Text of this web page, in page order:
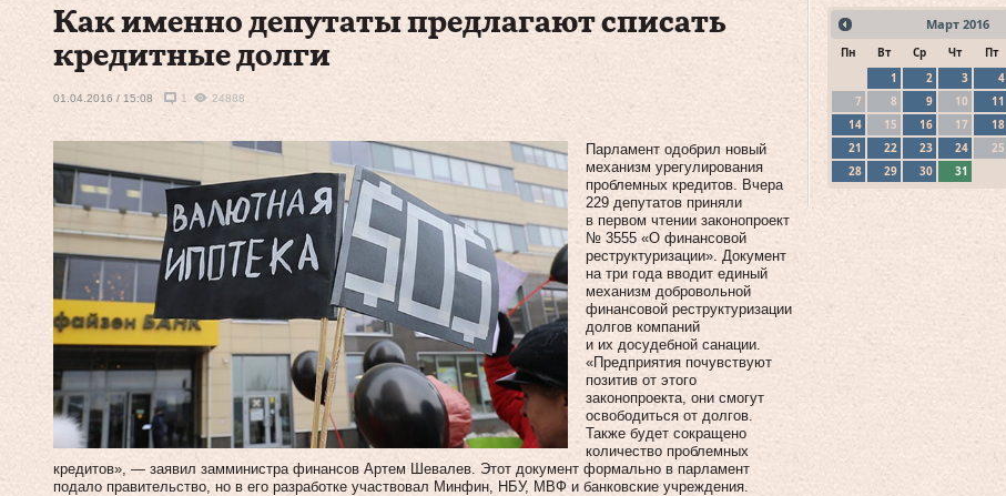
Как именно депутаты предлагают списать
кредитные долги
01.04.2016 / 15:08 1 24888
Парламент одобрил новый
механизм урегулирования
проблемных кредитов. Вчера
229 депутатов приняли
в первом чтении законопроект
№ 3555 «О финансовой
реструктуризации». Документ
на три года вводит единый
механизм добровольной
финансовой реструктуризации
долгов компаний
и их досудебной санации.
«Предприятия почувствуют
позитив от этого
законопроекта, они смогут
освободиться от долгов.
Также будет сокращено
количество проблемных
кредитов», — заявил замминистра финансов Артем Шевалев. Этот документ формально в парламент
подало правительство, но в его разработке участвовал Минфин, НБУ, МВФ и банковские учреждения.
Март 2016
Пн Вт Ср Чт Пт
1
2 3 4
7
8 9 10 11
14
15 16 17 18
21
22 23 24 25
28
29 30 31